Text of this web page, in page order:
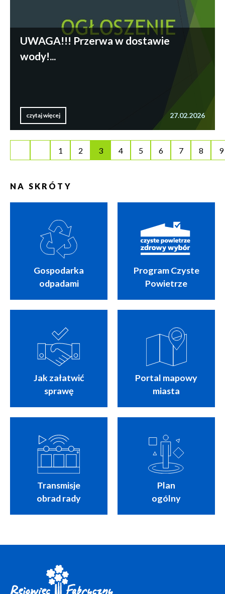
UWAGA!!! Przerwa w dostawie
wody!...
czytaj więcej 27.02.2026
1 2 3 4 5 6 7 8 9
NA SKRÓTY
Gospodarka
odpadami
Program Czyste
Powietrze
Jak załatwić
sprawę
Portal mapowy
miasta
Transmisje
obrad rady
Plan
ogólny